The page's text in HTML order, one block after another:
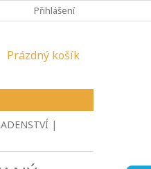
REKLAMAČNÍ ŘÁD
Přihlášení
NÁKUPNÍ
Prázdný košík
|